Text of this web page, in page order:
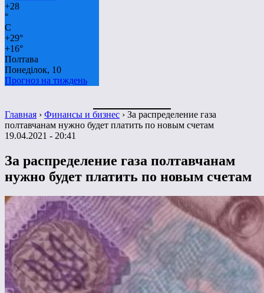
+28
°
C
+29°
+16°
Полтава
Понеділок, 10
Прогноз на тиждень
Главная › Финансы и бизнес › За распределение газа
полтавчанам нужно будет платить по новым счетам
19.04.2021 - 20:41
За распределение газа полтавчанам
нужно будет платить по новым счетам